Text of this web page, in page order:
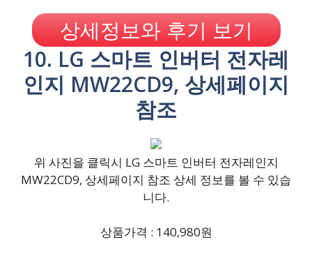
상세정보와 후기 보기
10. LG 스마트 인버터 전자레
인지 MW22CD9, 상세페이지
참조
위 사진을 클릭시 LG 스마트 인버터 전자레인지
MW22CD9, 상세페이지 참조 상세 정보를 볼 수 있습
니다.
상품가격 : 140,980원